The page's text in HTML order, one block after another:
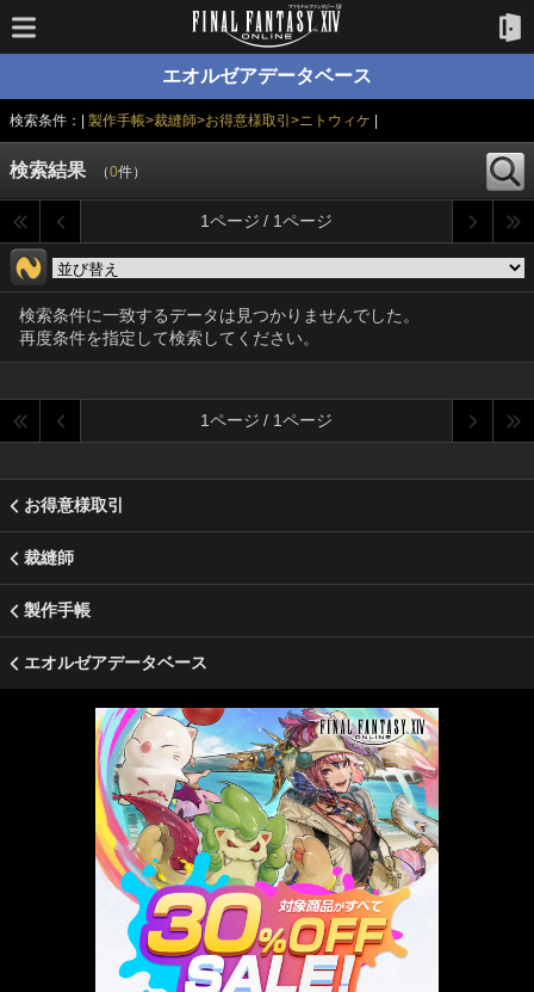
エオルゼアデータベース
検索条件：| 製作手帳>裁縫師>お得意様取引>ニトウィケ
検索結果 （0件）
1ページ / 1ページ
検索条件に一致するデータは見つかりませんでした。
再度条件を指定して検索してください。
1ページ / 1ページ
お得意様取引
裁縫師
製作手帳
エオルゼアデータベース